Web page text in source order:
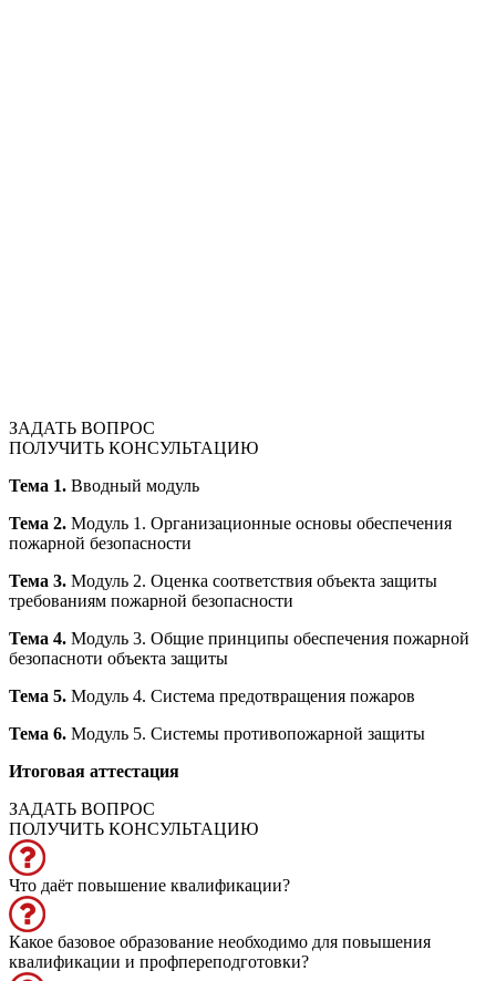
ЗАДАТЬ ВОПРОС
ПОЛУЧИТЬ КОНСУЛЬТАЦИЮ
Тема 1. Вводный модуль
Тема 2. Модуль 1. Организационные основы обеспечения
пожарной безопасности
Тема 3. Модуль 2. Оценка соответствия объекта защиты
требованиям пожарной безопасности
Тема 4. Модуль 3. Общие принципы обеспечения пожарной
безопасноти объекта защиты
Тема 5. Модуль 4. Система предотвращения пожаров
Тема 6. Модуль 5. Системы противопожарной защиты
Итоговая аттестация
ЗАДАТЬ ВОПРОС
ПОЛУЧИТЬ КОНСУЛЬТАЦИЮ
Что даёт повышение квалификации?
Какое базовое образование необходимо для повышения
квалификации и профпереподготовки?